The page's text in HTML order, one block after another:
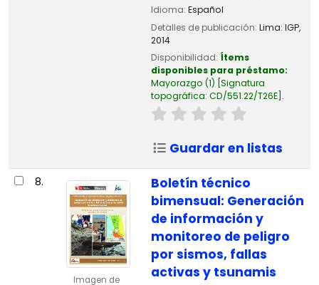
Idioma: Español
Detalles de publicación: Lima: IGP,
2014
Disponibilidad: Ítems
disponibles para préstamo:
Mayorazgo (1) Signatura
topográfica: CD/551.22/T26E .
Guardar en listas
8.
Imagen de
Boletín técnico
bimensual: Generación
de información y
monitoreo de peligro
por sismos, fallas
activas y tsunamis